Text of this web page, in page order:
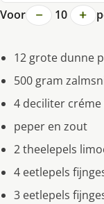
Voor − 10 +
12 grote dunne
500 gram
4 deciliter
peper en zout
2 theelepels
4 eetlepels
3 eetlepels